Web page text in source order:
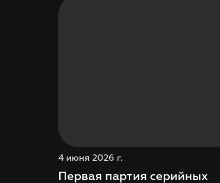
4 июня 2026 г.
Первая партия серийных